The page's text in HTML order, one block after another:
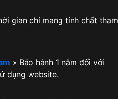
gian chỉ mang tính chất tham
» Bảo hành 1 năm đối với
dụng website.